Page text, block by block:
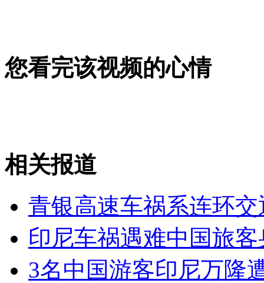
女孩北京地铁殴打老人 痛下狠手拳打脚踢
无痛分娩是否安全 医生回应
外交部：反对强权政治霸凌主义
您看完该视频的心情
相关报道
青银高速车祸系连环
印尼车祸遇难中国旅
3名中国游客印尼万隆